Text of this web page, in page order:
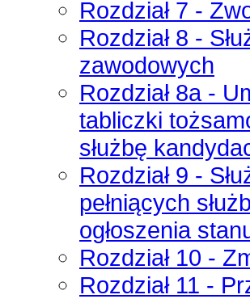
Rozdział 7 -
Rozdział 8 -
zawodowych
Rozdział 8a -
tabliczki
służbę
Rozdział 9 -
pełniących
ogłoszenia
Rozdział 10 -
Rozdział 11 -